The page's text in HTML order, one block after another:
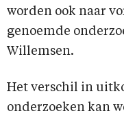
worden ook naar
genoemde
Willemsen.
Het verschil in
onderzoeken kan